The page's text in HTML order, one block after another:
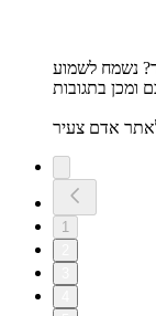
נשמח לשמוע
ומכן בתגובות
1